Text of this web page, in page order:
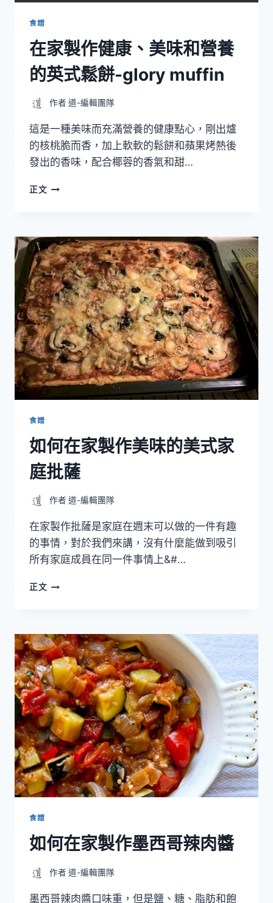
食譜
在家製作健康、美味和營養
的英式鬆餅-glory muffin
作者 道-編輯團隊
這是一種美味而充滿營養的健康點心，剛出爐
的核桃脆而香，加上軟軟的鬆餅和蘋果烤熱後
發出的香味，配合椰蓉的香氣和甜…
正文在
健
康、
美
味
和
營
養
的
英
式
鬆
餅-
GLORY
食譜
如何在家製作美味的美式家
庭批薩
作者 道-編輯團隊
在家製作批薩是家庭在週末可以做的一件有趣
的事情，對於我們來講，沒有什麼能做到吸引
所有家庭成員在同一件事情上&#…
正文如
製
作
美
味
的
美
式
家
庭
批
薩
食譜
如何在家製作墨西哥辣肉醬
作者 道-編輯團隊
墨西哥辣肉醬口味重，但是鹽、糖、脂肪和飽